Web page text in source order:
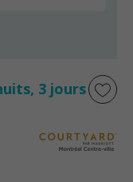
3 jours